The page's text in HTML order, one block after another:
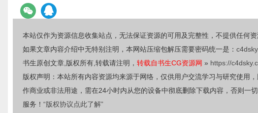
本站仅作为资源信息收集站点，无法保证资源的可用及完整性，不提供任何资
如果文章内容介绍中无特别注明，本网站压缩包解压需要密码统一是：
书生原创文章,版权所有,转载请注明， 转载自书生CG资源网 » https://
版权声明：本站所有内容资源均来源于网络，仅供用户交流学习与研究使用
作商业或非法用途，需在24小时内从您的设备中彻底删除下载内容，否则一
服务！ “版权协议点此了解”